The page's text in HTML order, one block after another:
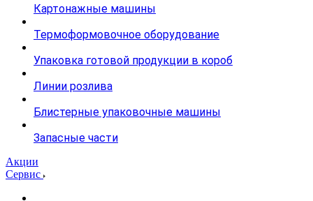
Картонажные машины
Термоформовочное оборудование
Упаковка готовой продукции в короб
Линии розлива
Блистерные упаковочные машины
Запасные части
Акции
Сервис